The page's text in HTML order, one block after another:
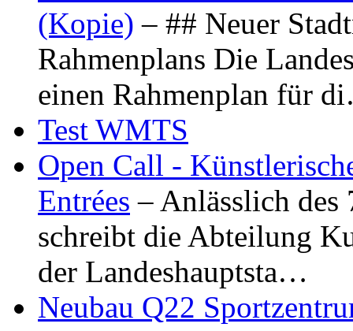
(Kopie) – ## Neuer
Rahmenplans Die
einen Rahmenplan für
Test WMTS
Open Call -
Entrées – Anlässlich
schreibt die Abteilung
der Landeshauptsta…
Neubau Q22